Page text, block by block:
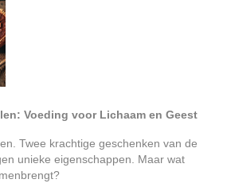
Voeding voor Lichaam en Geest
Twee krachtige geschenken van de
unieke eigenschappen. Maar wat